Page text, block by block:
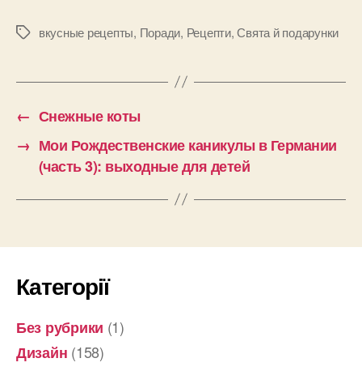
Позначкивкусные рецепты, Поради, Рецепти,Свята й подарунки
← Снежные коты
→ Мои Рождественские каникулы в Германии
(часть 3): выходные для детей
Категорії
Без рубрики (1)
Дизайн (158)